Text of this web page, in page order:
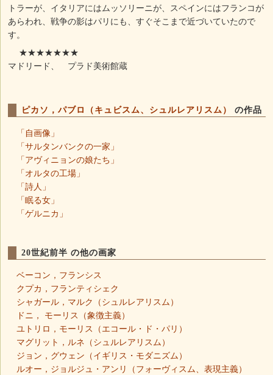
トラーが、イタリアにはムッソリーニが、スペインにはフランコが
あらわれ、戦争の影はパリにも、すぐそこまで近づいていたので
す。
★★★★★★★
マドリード、 プラド美術館蔵
ピカソ，パブロ（キュビスム、シュルレアリスム） の作品
「自画像」
「サルタンバンクの一家」
「アヴィニョンの娘たち」
「オルタの工場」
「詩人」
「眠る女」
「ゲルニカ」
20世紀前半 の他の画家
ベーコン，フランシス
クプカ，フランティシェク
シャガール，マルク（シュルレアリスム）
ドニ， モーリス（象徴主義）
ユトリロ，モーリス（エコール・ド・パリ）
マグリット，ルネ（シュルレアリスム）
ジョン，グウェン（イギリス・モダニズム）
ルオー，ジョルジュ・アンリ（フォーヴィスム、表現主義）